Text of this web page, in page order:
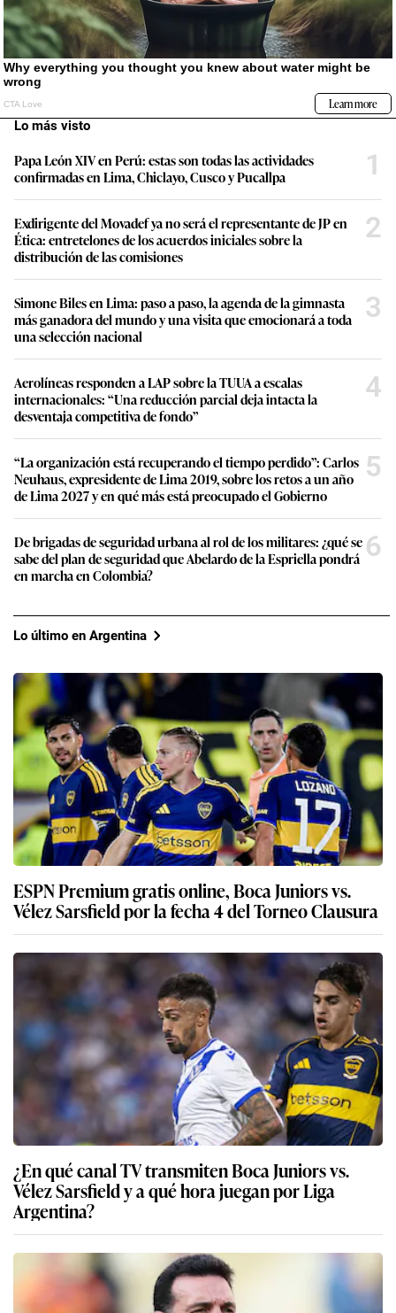
Lo más visto
Papa León XIV en Perú: estas son todas las actividades
confirmadas en Lima, Chiclayo, Cusco y Pucallpa
1
Exdirigente del Movadef ya no será el representante de JP en
Ética: entretelones de los acuerdos iniciales sobre la
distribución de las comisiones
2
Simone Biles en Lima: paso a paso, la agenda de la gimnasta
más ganadora del mundo y una visita que emocionará a toda
una selección nacional
3
Aerolíneas responden a LAP sobre la TUUA a escalas
internacionales: “Una reducción parcial deja intacta la
desventaja competitiva de fondo”
4
“La organización está recuperando el tiempo perdido”: Carlos
Neuhaus, expresidente de Lima 2019, sobre los retos a un año
de Lima 2027 y en qué más está preocupado el Gobierno
5
De brigadas de seguridad urbana al rol de los militares: ¿qué se
sabe del plan de seguridad que Abelardo de la Espriella pondrá
en marcha en Colombia?
6
Lo último en Argentina
ESPN Premium gratis online, Boca Juniors vs.
Vélez Sarsfield por la fecha 4 del Torneo Clausura
¿En qué canal TV transmiten Boca Juniors vs.
Vélez Sarsfield y a qué hora juegan por Liga
Argentina?